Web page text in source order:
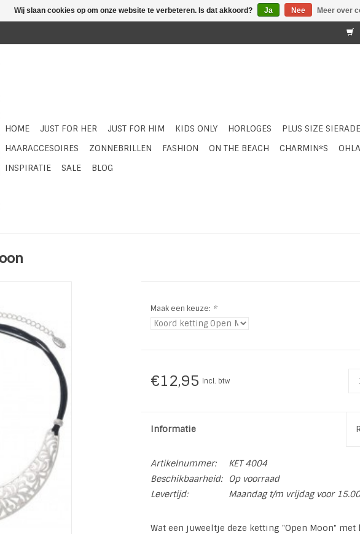
HOME JUST FOR HER JUST FOR HIM KIDS ONLY HORLOGES PLUS SIZE
HAARACCESOIRES
ZONNEBRILLEN FASHION ON THE BEACH CHARMIN*S
INSPIRATIE
SALE BLOG
Maak een keuze: *
€12,95 Incl. btw
Informatie
Artikelnummer:
KET 4004
Beschikbaarheid:
Op voorraad
Levertijd:
Maandag t/m vrijdag voor
Wat een juweeltje deze ketting "Open Moon"
Wij slaan cookies op om onze website te verbeteren. Is dat akkoord? Ja Nee Meer over